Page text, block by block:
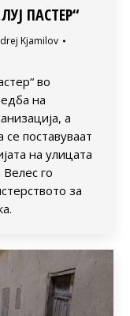
ПАСТЕР“
Kjamilov
во
на
а
поставуваат
на улицата
го
за